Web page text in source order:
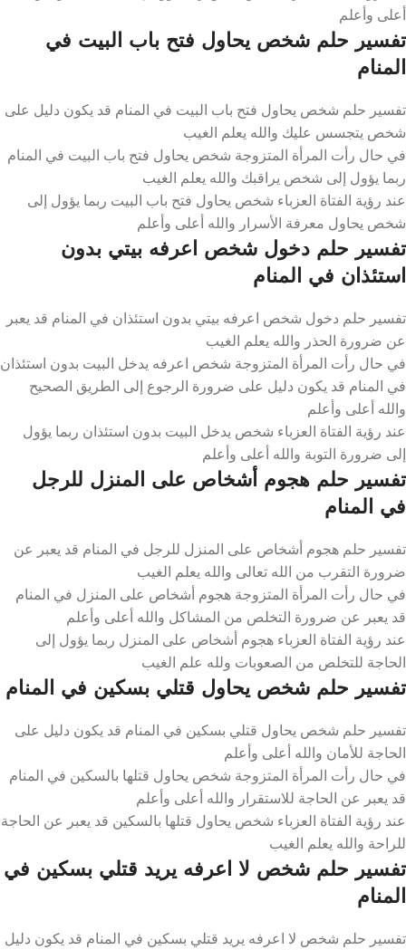
أعلى وأعلم
تفسير حلم شخص يحاول فتح باب البيت في
المنام
تفسير حلم شخص يحاول فتح باب البيت في المنام قد يكون دليل على
شخص يتجسس عليك والله يعلم الغيب
في حال رأت المرأة المتزوجة شخص يحاول فتح باب البيت في المنام
ربما يؤول إلى شخص يراقبك والله يعلم الغيب
عند رؤية الفتاة العزباء شخص يحاول فتح باب البيت ربما يؤول إلى
شخص يحاول معرفة الأسرار والله أعلى وأعلم
تفسير حلم دخول شخص اعرفه بيتي بدون
استئذان في المنام
تفسير حلم دخول شخص اعرفه بيتي بدون استئذان في المنام قد يعبر
عن ضرورة الحذر والله يعلم الغيب
في حال رأت المرأة المتزوجة شخص اعرفه يدخل البيت بدون استئذان
في المنام قد يكون دليل على ضرورة الرجوع إلى الطريق الصحيح
والله أعلى وأعلم
عند رؤية الفتاة العزباء شخص يدخل البيت بدون استئذان ربما يؤول
إلى ضرورة التوبة والله أعلى وأعلم
تفسير حلم هجوم أشخاص على المنزل للرجل
في المنام
تفسير حلم هجوم أشخاص على المنزل للرجل في المنام قد يعبر عن
ضرورة التقرب من الله تعالى والله يعلم الغيب
في حال رأت المرأة المتزوجة هجوم أشخاص على المنزل في المنام
قد يعبر عن ضرورة التخلص من المشاكل والله أعلى وأعلم
عند رؤية الفتاة العزباء هجوم أشخاص على المنزل ربما يؤول إلى
الحاجة للتخلص من الصعوبات ولله علم الغيب
تفسير حلم شخص يحاول قتلي بسكين في المنام
تفسير حلم شخص يحاول قتلي بسكين في المنام قد يكون دليل على
الحاجة للأمان والله أعلى وأعلم
في حال رأت المرأة المتزوجة شخص يحاول قتلها بالسكين في المنام
قد يعبر عن الحاجة للاستقرار والله أعلى وأعلم
عند رؤية الفتاة العزباء شخص يحاول قتلها بالسكين قد يعبر عن الحاجة
للراحة والله يعلم الغيب
تفسير حلم شخص لا اعرفه يريد قتلي بسكين في
المنام
تفسير حلم شخص لا اعرفه يريد قتلي بسكين في المنام قد يكون دليل